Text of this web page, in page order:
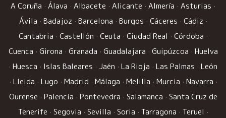
A Coruña · Álava · Albacete · Alicante · Almería · Asturias ·
Ávila · Badajoz · Barcelona · Burgos · Cáceres · Cádiz ·
Cantabria · Castellón · Ceuta · Ciudad Real · Córdoba ·
Cuenca · Girona · Granada · Guadalajara · Guipúzcoa · Huelva
· Huesca · Islas Baleares · Jaén · La Rioja · Las Palmas · León
· Lleida · Lugo · Madrid · Málaga · Melilla · Murcia · Navarra ·
Ourense · Palencia · Pontevedra · Salamanca · Santa Cruz de
Tenerife · Segovia · Sevilla · Soria · Tarragona · Teruel ·